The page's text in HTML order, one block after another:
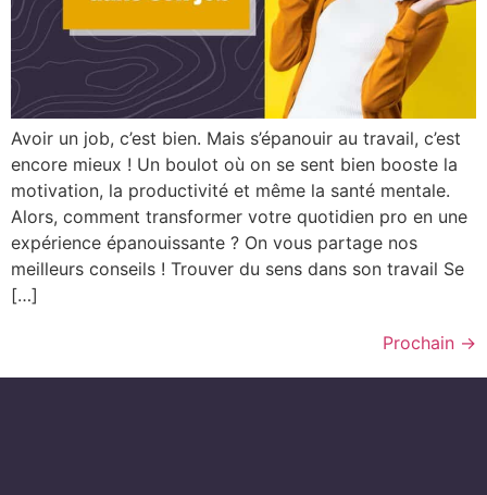
Avoir un job, c’est bien. Mais s’épanouir au travail, c’est
encore mieux ! Un boulot où on se sent bien booste la
motivation, la productivité et même la santé mentale.
Alors, comment transformer votre quotidien pro en une
expérience épanouissante ? On vous partage nos
meilleurs conseils ! Trouver du sens dans son travail Se
[…]
Prochain →